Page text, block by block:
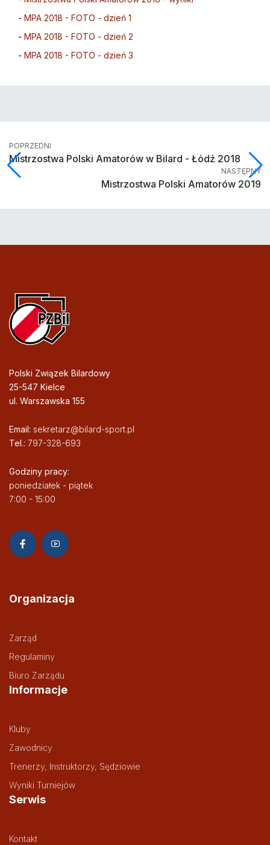
- MPA 2018 - FOTO - dzień 1
- MPA 2018 - FOTO - dzień 2
- MPA 2018 - FOTO - dzień 3
POPRZEDNI
Mistrzostwa Polski Amatorów w Bilard - Łódź 2018
NASTĘPNY
Mistrzostwa Polski Amatorów 2019
Polski Związek Bilardowy
25-547 Kielce
ul. Warszawska 155
Email: sekretarz@bilard-sport.pl
Tel.: 797-328-693
Godziny pracy:
poniedziałek - piątek
7:00 - 15:00
Organizacja
Zarząd
Regulaminy
Biuro Zarządu
Informacje
Kluby
Zawodnicy
Trenerzy, Instruktorzy, Sędziowie
Wyniki Turniejów
Serwis
Kontakt